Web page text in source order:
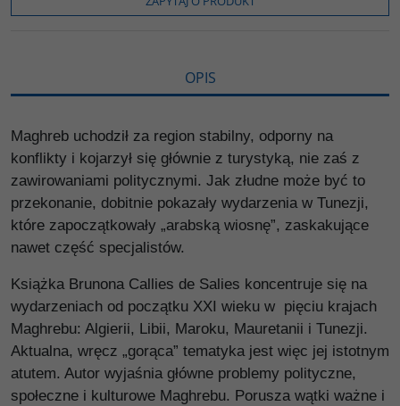
k
k
s
OPIS
Maghreb uchodził za region stabilny, odporny na
konflikty i kojarzył się głównie z turystyką, nie zaś z
zawirowaniami politycznymi. Jak złudne może być to
przekonanie, dobitnie pokazały wydarzenia w Tunezji,
które zapoczątkowały „arabską wiosnę”, zaskakujące
nawet część specjalistów.
Książka Brunona Callies de Salies koncentruje się na
wydarzeniach od początku XXI wieku w pięciu krajach
Maghrebu: Algierii, Libii, Maroku, Mauretanii i Tunezji.
Aktualna, wręcz „gorąca” tematyka jest więc jej istotnym
atutem. Autor wyjaśnia główne problemy polityczne,
społeczne i kulturowe Maghrebu. Porusza wątki ważne i